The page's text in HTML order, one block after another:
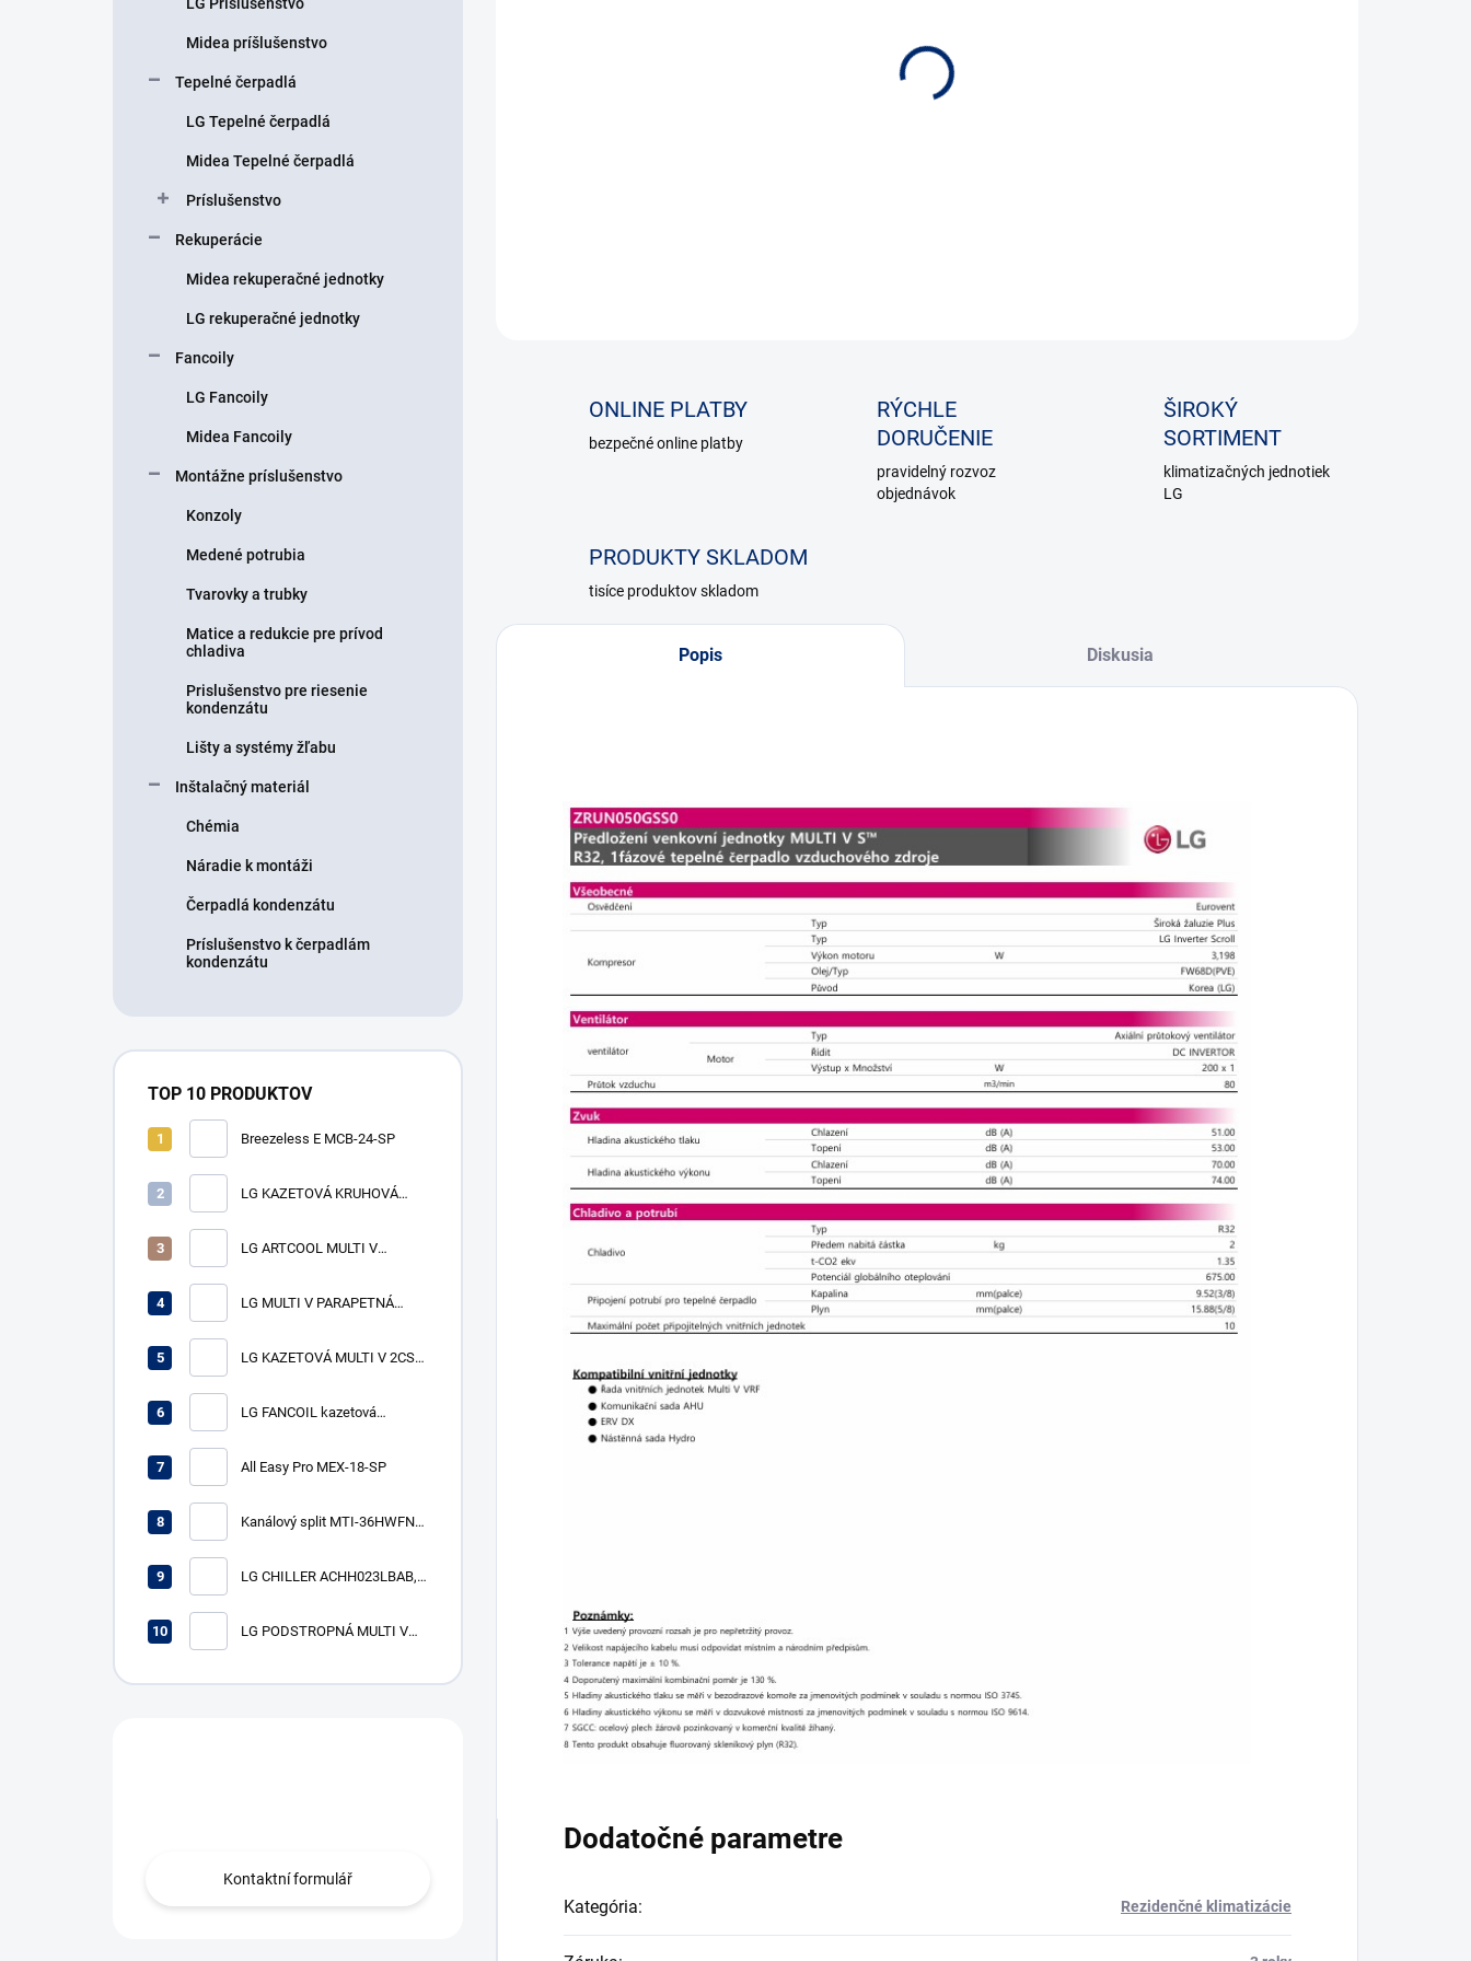
Midea príšlušenstvo
Tepelné čerpadlá
LG Tepelné čerpadlá
Midea Tepelné čerpadlá
Príslušenstvo
Rekuperácie
Midea rekuperačné jednotky
LG rekuperačné jednotky
Fancoily
LG Fancoily
Midea Fancoily
Montážne príslušenstvo
Konzoly
Medené potrubia
Tvarovky a trubky
Matice a redukcie pre prívod
chladiva
Prislušenstvo pre riesenie
kondenzátu
Lišty a systémy žľabu
Inštalačný materiál
Chémia
Náradie k montáži
Čerpadlá kondenzátu
Príslušenstvo k čerpadlám
kondenzátu
TOP 10 PRODUKTOV
Breezeless E MCB-24-SP
LG KAZETOVÁ KRUHOVÁ
7,1/8,0 kW
LG ARTCOOL MULTI V
4,5/5,0 kW
LG MULTI V PARAPETNÁ
VÝKON CH/V 2,2/2,5 kW
LG KAZETOVÁ MULTI V 2CST-
3,6/4,0 kW
LG FANCOIL kazetová
All Easy Pro MEX-18-SP
Kanálový split MTI-36HWFN8-
LG CHILLER ACHH023LBAB,
LG PODSTROPNÁ MULTI V
5,6/6,3 kW
Kontaktní formulář
DETAILNÉ INFORMÁCIE
ONLINE PLATBY
bezpečné online platby
RÝCHLE
DORUČENIE
pravidelný rozvoz
objednávok
ŠIROKÝ
SORTIMENT
klimatizačných jednotiek
LG
PRODUKTY SKLADOM
tisíce produktov skladom
Popis Diskusia
Dodatočné parametre
Kategória: Rezidenčné klimatizácie